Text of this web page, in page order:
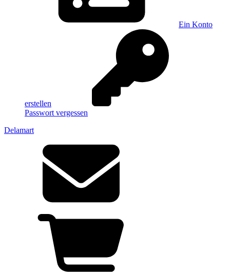
Ein Konto
erstellen
Passwort vergessen
Delamart